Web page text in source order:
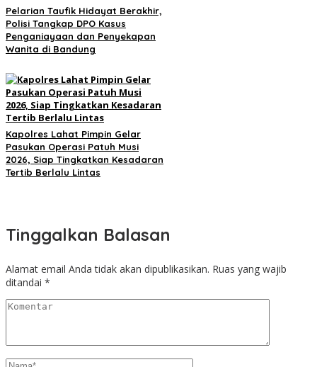
Pelarian Taufik Hidayat Berakhir,
Polisi Tangkap DPO Kasus
Penganiayaan dan Penyekapan
Wanita di Bandung
Kapolres Lahat Pimpin Gelar
Pasukan Operasi Patuh Musi
2026, Siap Tingkatkan Kesadaran
Tertib Berlalu Lintas
Tinggalkan Balasan
Alamat email Anda tidak akan dipublikasikan. Ruas yang wajib
ditandai *